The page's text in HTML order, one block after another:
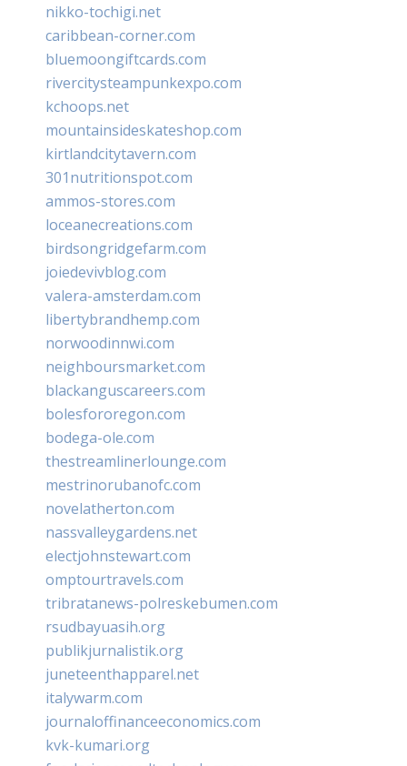
nikko-tochigi.net
caribbean-corner.com
bluemoongiftcards.com
rivercitysteampunkexpo.com
kchoops.net
mountainsideskateshop.com
kirtlandcitytavern.com
301nutritionspot.com
ammos-stores.com
loceanecreations.com
birdsongridgefarm.com
joiedevivblog.com
valera-amsterdam.com
libertybrandhemp.com
norwoodinnwi.com
neighboursmarket.com
blackanguscareers.com
bolesfororegon.com
bodega-ole.com
thestreamlinerlounge.com
mestrinorubanofc.com
novelatherton.com
nassvalleygardens.net
electjohnstewart.com
omptourtravels.com
tribratanews-polreskebumen.com
rsudbayuasih.org
publikjurnalistik.org
juneteenthapparel.net
italywarm.com
journaloffinanceeconomics.com
kvk-kumari.org